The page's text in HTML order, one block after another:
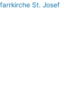
St. Josef